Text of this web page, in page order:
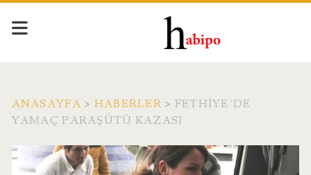
ANASAYFA > HABERLER> FETHIYE’DE
YAMAÇ PARAŞÜTÜ KAZASI